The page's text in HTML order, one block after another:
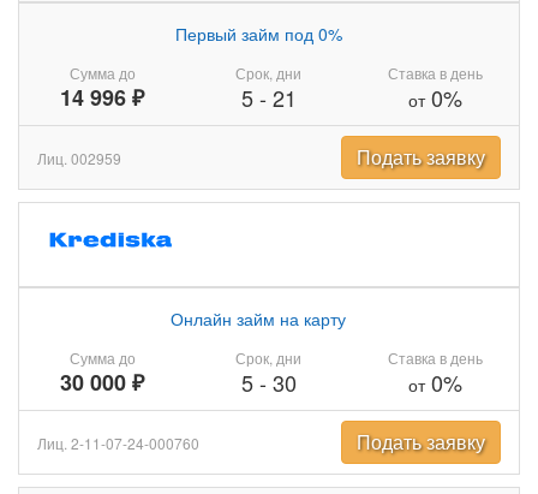
Сумма до
14 996 ₽
Первый займ под 0%
Срок, дни
5- 21
Ставка в день
от0%
Лиц. 002959 Подать заявку
Сумма до
30 000 ₽
Онлайн займ на карту
Срок, дни
5- 30
Ставка в день
от0%
Лиц. 2-11-07-24-000760 Подать заявку